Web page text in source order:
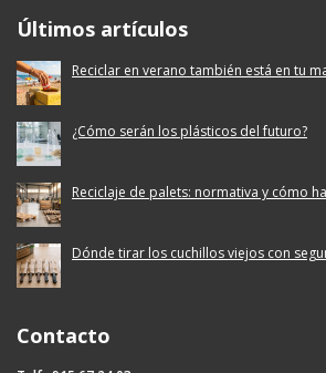
Últimos artículos
Reciclar en verano también está en tu
¿Cómo serán los plásticos del futuro?
Reciclaje de palets: normativa y cómo
Dónde tirar los cuchillos viejos con
Contacto